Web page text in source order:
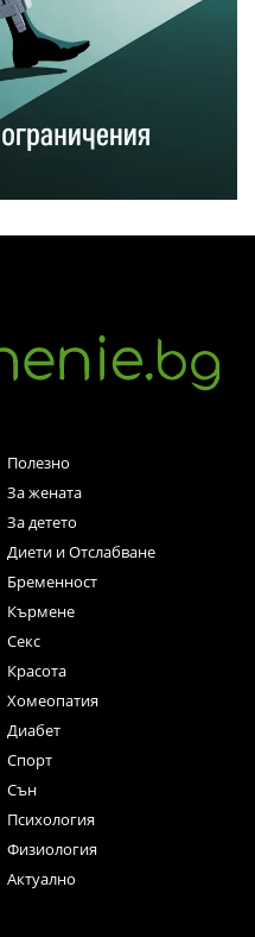
Полезно
За жената
За детето
Диети и Отслабване
Бременност
Кърмене
Секс
Красота
Хомеопатия
Диабет
Спорт
Сън
Психология
Физиология
Актуално